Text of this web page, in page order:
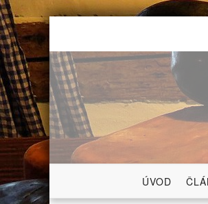
Skip
content
ÚVOD